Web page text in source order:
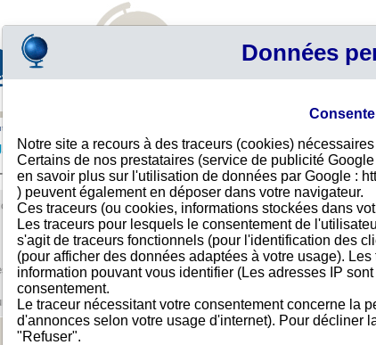
villes
SLU, ANDORRA LA VELLA
AUTO PLUS, SLU
CTRA DE LA COMELLA Nº 134 2 EDIFICI ESCARDILL
ANDORRA LA VELLA- AD500
Andorre
Adresse unique
+376 38----
46-------
Données
Notre site a recours à des traceurs (cookies)
Certains de nos prestataires (service de publicité
en savoir plus sur l'utilisation de données par Google :
) peuvent également en déposer dans votre navigateur.
Ces traceurs (ou cookies, informations stockées dans
Les traceurs pour lesquels le consentement de
s'agit de traceurs fonctionnels (pour l'identification des
(pour afficher des données adaptées à votre usage).
information pouvant vous identifier (Les adresses IP
consentement.
Le traceur nécessitant votre consentement concerne la
d'annonces selon votre usage d'internet). Pour décliner
"Refuser".